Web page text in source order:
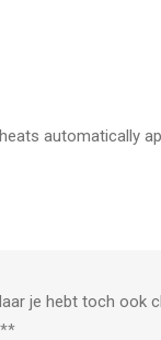
automatically
je hebt toch ook